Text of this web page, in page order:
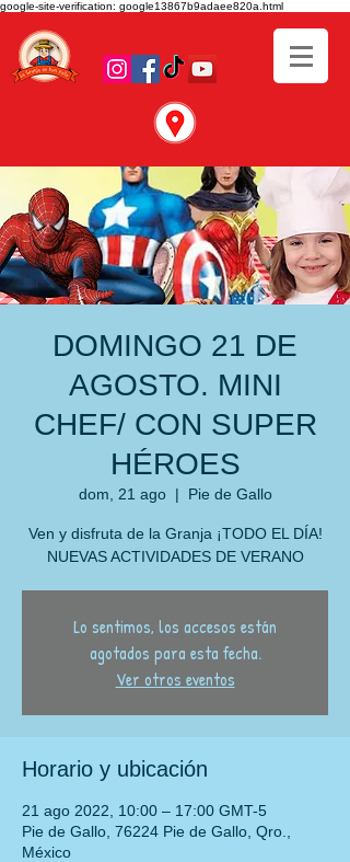
google-site-verification: google13867b9adaee820a.html
DOMINGO 21 DE
AGOSTO. MINI
CHEF/ CON SUPER
HÉROES
dom, 21 ago
  |
Pie de Gallo
Ven y disfruta de la Granja ¡TODO EL DÍA!
NUEVAS ACTIVIDADES DE VERANO
Lo sentimos, los accesos están
agotados para esta fecha.
Ver otros eventos
Horario y ubicación
21 ago 2022, 10:00 – 17:00 GMT-5
Pie de Gallo, 76224 Pie de Gallo, Qro.,
México